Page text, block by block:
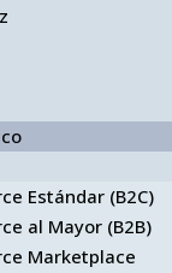
Estándar (B2C)
al Mayor (B2B)
Marketplace